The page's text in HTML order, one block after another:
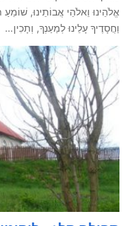
אֱלֹהֵינוּ וֵאלֹהֵי אֲבוֹתֵינוּ,
וַחֲסָדֶיךָ עָלֵינוּ לְמַעַנְךָ, וְתָכִין…